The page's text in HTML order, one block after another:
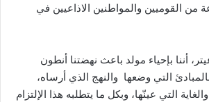
من القوميين والمواطنين الاذاعيين في
أننا بإحياء مولد باعث نهضتنا أنطون
التي وضعها والنهج الذي أرساه،
التي عينّها، وبكل ما يتطلبه هذا الإلتزام